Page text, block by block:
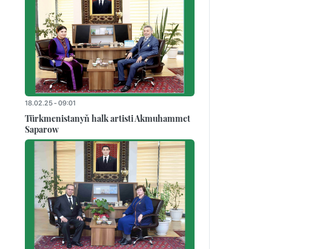
18.02.25 - 09:01
Türkmenistanyň halk artisti Akmuhammet
Saparow